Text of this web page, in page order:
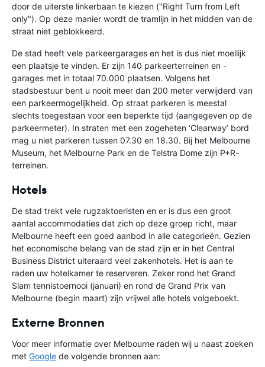
door de uiterste linkerbaan te kiezen ("Right Turn from Left
only"). Op deze manier wordt de tramlijn in het midden van de
straat niet geblokkeerd.
De stad heeft vele parkeergarages en het is dus niet moeilijk
een plaatsje te vinden. Er zijn 140 parkeerterreinen en -
garages met in totaal 70.000 plaatsen. Volgens het
stadsbestuur bent u nooit meer dan 200 meter verwijderd van
een parkeermogelijkheid. Op straat parkeren is meestal
slechts toegestaan voor een beperkte tijd (aangegeven op de
parkeermeter). In straten met een zogeheten ‘Clearway’ bord
mag u niet parkeren tussen 07.30 en 18.30. Bij het Melbourne
Museum, het Melbourne Park en de Telstra Dome zijn P+R-
terreinen.
Hotels
De stad trekt vele rugzaktoeristen en er is dus een groot
aantal accommodaties dat zich op deze groep richt, maar
Melbourne heeft een goed aanbod in alle categorieën. Gezien
het economische belang van de stad zijn er in het Central
Business District uiteraard veel zakenhotels. Het is aan te
raden uw hotelkamer te reserveren. Zeker rond het Grand
Slam tennistoernooi (januari) en rond de Grand Prix van
Melbourne (begin maart) zijn vrijwel alle hotels volgeboekt.
Externe Bronnen
Voor meer informatie over Melbourne raden wij u naast zoeken
met Google de volgende bronnen aan: